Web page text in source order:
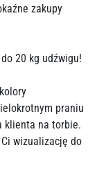
zakupy
20 kg udźwigu!
praniu
klienta na torbie.
wizualizację do